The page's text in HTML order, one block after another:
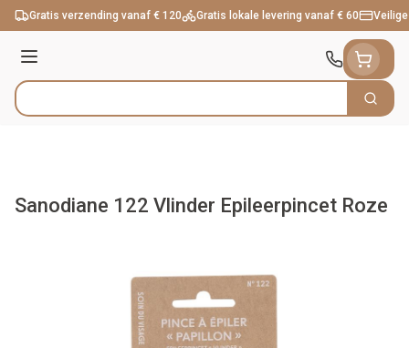
Ga naar de inhoud
Gratis verzending vanaf € 120 Gratis lokale levering vanaf € 60
Menu
Product, merk, categorie... Zoek
Sanodiane 122 Vlinder Epileerpincet Roze